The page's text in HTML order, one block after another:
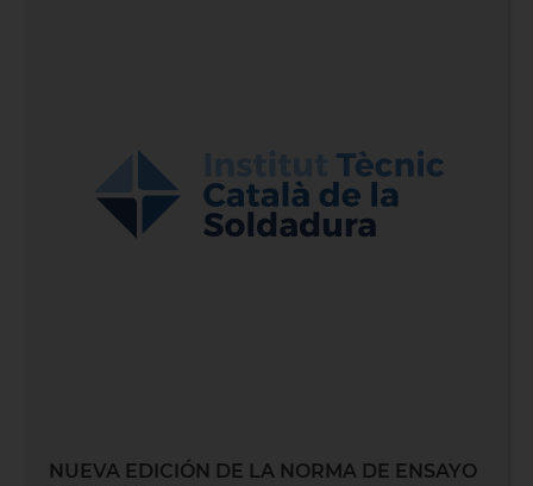
NUEVA EDICIÓN DE LA NORMA DE ENSAYO